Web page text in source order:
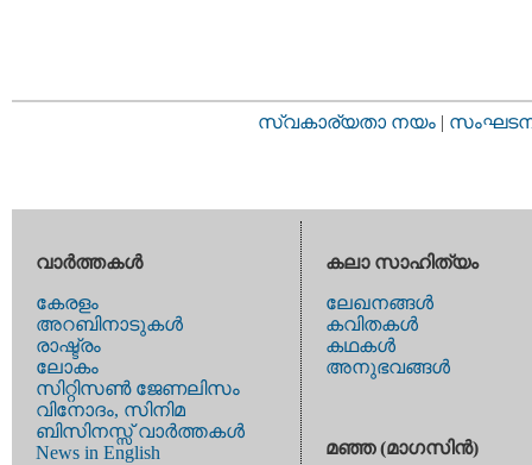
സ്വകാര്യതാ നയം |
വാര്‍ത്തകള്‍
കേരളം
അറബിനാടുകള്‍
രാഷ്ട്രം
ലോകം
സിറ്റിസണ്‍ ജേണലിസം
വിനോദം, സിനിമ
ബിസിനസ്സ് വാര്‍ത്തകള്‍
News in English
കലാ സാഹിത്യം
ലേഖനങ്ങള്‍
കവിതകള്‍
കഥകള്‍
അനുഭവങ്ങള്‍
മഞ്ഞ (മാഗസിന്‍)